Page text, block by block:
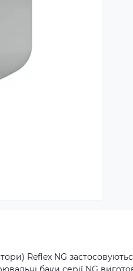
Reflex NG